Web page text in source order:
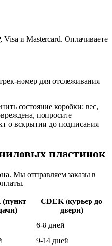
и Mastercard. Оплачиваете
номер для отслеживания
состояние коробки: вес,
попросите
о вскрытии до подписания
пластинок
Мы отправляем заказы в
(пункт
CDEK (курьер до
двери)
6-8 дней
9-14 дней